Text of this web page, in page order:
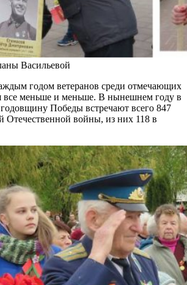
Васильевой
годом ветеранов среди отмечающих
все меньше и меньше. В нынешнем году в
Победы встречают всего 847
Отечественной войны, из них 118 в